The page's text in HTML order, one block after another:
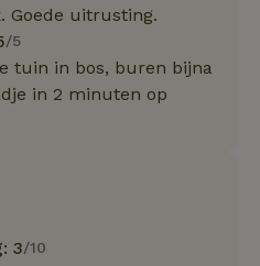
Goede uitrusting.
/5
tuin in bos, buren bijna
in 2 minuten op
3/10